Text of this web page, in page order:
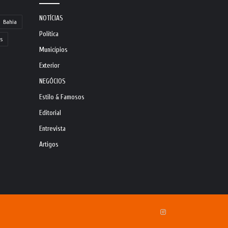
Bahia
NOTÍCIAS
Política
Municípios
Exterior
NEGÓCIOS
Estilo & Famosos
Editorial
Entrevista
Artigos
Instagram